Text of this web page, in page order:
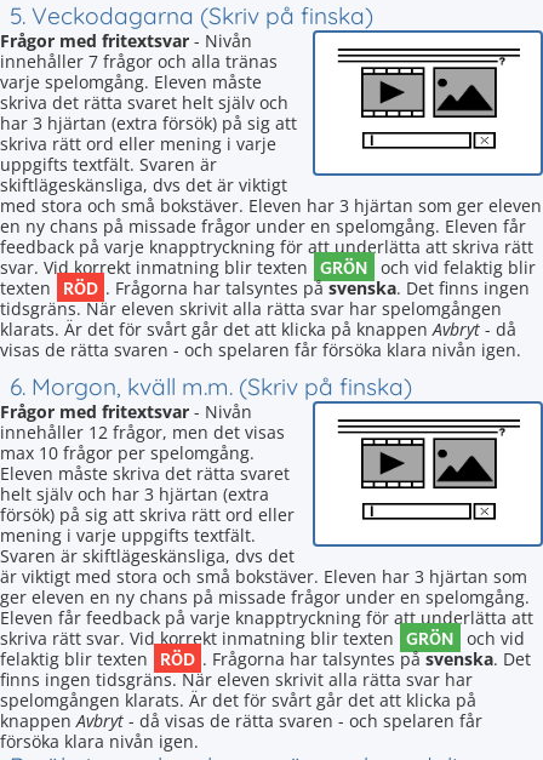
5. Veckodagarna (Skriv på finska)
Frågor med fritextsvar - Nivån
innehåller 7 frågor och alla tränas
varje spelomgång. Eleven måste
skriva det rätta svaret helt själv och
har 3 hjärtan (extra försök) på sig att
skriva rätt ord eller mening i varje
uppgifts textfält. Svaren är
skiftlägeskänsliga, dvs det är viktigt
med stora och små bokstäver. Eleven har 3 hjärtan som ger eleven
en ny chans på missade frågor under en spelomgång. Eleven får
feedback på varje knapptryckning för att underlätta att skriva rätt
svar. Vid korrekt inmatning blir texten GRÖN och vid felaktig blir
texten
RÖD . Frågorna har talsyntes påsvenska. Det finns ingen
tidsgräns. När eleven skrivit alla rätta svar har spelomgången
klarats. Är det för svårt går det att klicka på knappenAvbryt - då
visas de rätta svaren - och spelaren får försöka klara nivån igen.
6. Morgon, kväll m.m. (Skriv på finska)
Frågor med fritextsvar - Nivån
innehåller 12 frågor, men det visas
max 10 frågor per spelomgång.
Eleven måste skriva det rätta svaret
helt själv och har 3 hjärtan (extra
försök) på sig att skriva rätt ord eller
mening i varje uppgifts textfält.
Svaren är skiftlägeskänsliga, dvs det
är viktigt med stora och små bokstäver. Eleven har 3 hjärtan som
ger eleven en ny chans på missade frågor under en spelomgång.
Eleven får feedback på varje knapptryckning för att underlätta att
skriva rätt svar. Vid korrekt inmatning blir texten GRÖN och vid
felaktig blir texten
RÖD . Frågorna har talsyntes påsvenska. Det
finns ingen tidsgräns. När eleven skrivit alla rätta svar har
spelomgången klarats. Är det för svårt går det att klicka på
knappenAvbryt - då visas de rätta svaren - och spelaren får
försöka klara nivån igen.